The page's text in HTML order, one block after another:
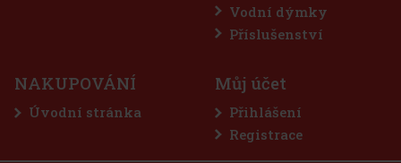
Akce
Vodní dýmky
Příslušenství
NAKUPOVÁNÍ
Úvodní stránka
Můj účet
Přihlášení
Registrace